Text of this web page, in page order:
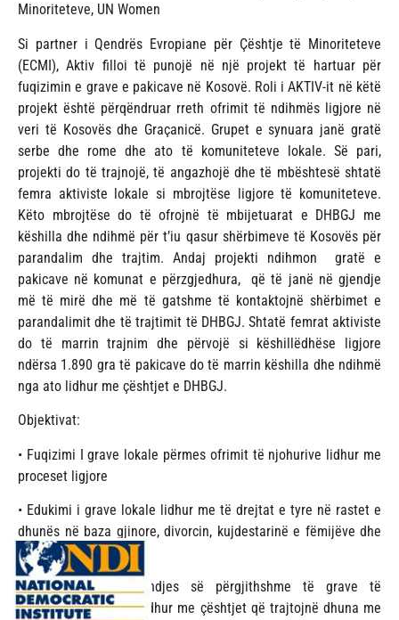
Minoriteteve, UN Women
Si partner i Qendrës Evropiane për Çështje të Minoriteteve
(ECMI), Aktiv filloi të punojë në një projekt të hartuar për
fuqizimin e grave e pakicave në Kosovë. Roli i AKTIV-it në këtë
projekt është përqëndruar rreth ofrimit të ndihmës ligjore në
veri të Kosovës dhe Graçanicë. Grupet e synuara janë gratë
serbe dhe rome dhe ato të komuniteteve lokale. Së pari,
projekti do të trajnojë, të angazhojë dhe të mbështesë shtatë
femra aktiviste lokale si mbrojtëse ligjore të komuniteteve.
Këto mbrojtëse do të ofrojnë të mbijetuarat e DHBGJ me
këshilla dhe ndihmë për t’iu qasur shërbimeve të Kosovës për
parandalim dhe trajtim. Andaj projekti ndihmon gratë e
pakicave në komunat e përzgjedhura, që të janë në gjendje
më të mirë dhe më të gatshme të kontaktojnë shërbimet e
parandalimit dhe të trajtimit të DHBGJ. Shtatë femrat aktiviste
do të marrin trajnim dhe përvojë si këshillëdhëse ligjore
ndërsa 1.890 gra të pakicave do të marrin këshilla dhe ndihmë
nga ato lidhur me çështjet e DHBGJ.
Objektivat:
• Fuqizimi I grave lokale përmes ofrimit të njohurive lidhur me
proceset ligjore
• Edukimi i grave lokale lidhur me të drejtat e tyre në rastet e
dhunës në baza gjinore, divorcin, kujdestarinë e fëmijëve dhe
çështje të tjera
• Përmirësimi i gjendjes së përgjithshme të grave të
komuniteteve lokale lidhur me çështjet që trajtojnë dhuna me